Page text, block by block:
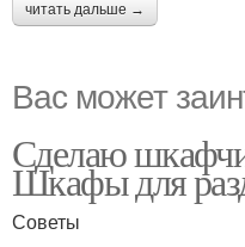
читать дальше →
Вас может
Сделаю
Шкафы для
Советы